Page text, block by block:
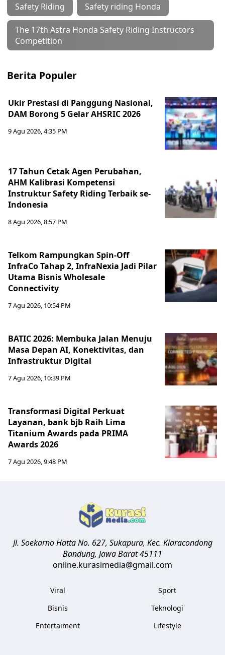
Safety Riding Safety riding Honda
The 17th Astra Honda Safety Riding Instructors
Competition
Berita Populer
Ukir Prestasi di Panggung Nasional,
DAM Borong 5 Gelar AHSRIC 2026
9 Agu 2026, 4:35 PM
17 Tahun Cetak Agen Perubahan,
AHM Kalibrasi Kompetensi
Instruktur Safety Riding Terbaik se-
Indonesia
8 Agu 2026, 8:57 PM
Telkom Rampungkan Spin-Off
InfraCo Tahap 2, InfraNexia Jadi Pilar
Utama Bisnis Wholesale
Connectivity
7 Agu 2026, 10:54 PM
BATIC 2026: Membuka Jalan Menuju
Masa Depan AI, Konektivitas, dan
Infrastruktur Digital
7 Agu 2026, 10:39 PM
Transformasi Digital Perkuat
Layanan, bank bjb Raih Lima
Titanium Awards pada PRIMA
Awards 2026
7 Agu 2026, 9:48 PM
Jl. Soekarno Hatta No. 627, Sukapura, Kec. Kiaracondong
Bandung, Jawa Barat45111
online.kurasimedia@gmail.com
Viral
Bisnis
Entertaiment
Sport
Teknologi
Lifestyle